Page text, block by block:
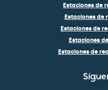
Estaciones de
Estaciones de
Estaciones de
Estaciones
Estaciones de